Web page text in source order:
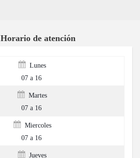
Horario de atención
Lunes
07 a 16
Martes
07 a 16
Miercoles
07 a 16
Jueves